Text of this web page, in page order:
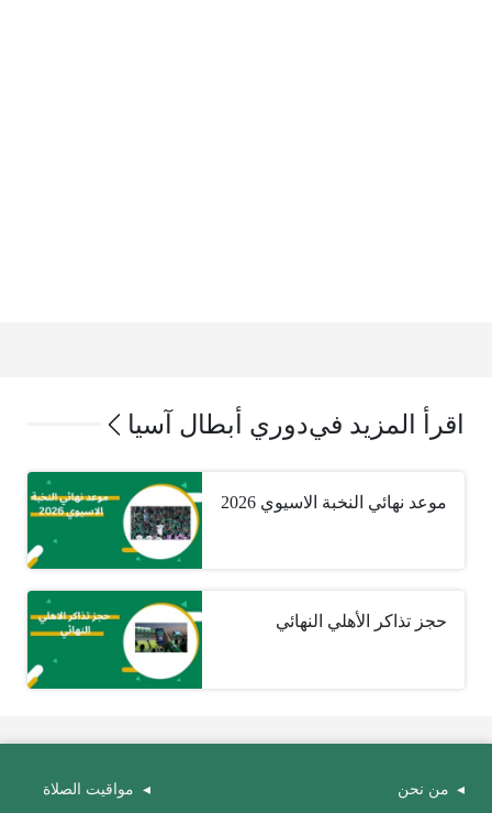
اقرأ المزيد فيدوري أبطال آسيا
موعد نهائي النخبة الاسيوي 2026
حجز تذاكر الأهلي النهائي
من نحن مواقيت الصلاة